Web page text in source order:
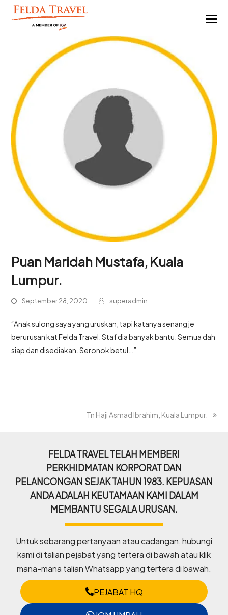
Puan Maridah Mustafa, Kuala
Lumpur.
September 28, 2020 superadmin
“Anak sulong saya yang uruskan, tapi katanya senang je
berurusan kat Felda Travel. Staf dia banyak bantu. Semua dah
siap dan disediakan. Seronok betul…”
Tn Haji Asmad Ibrahim, Kuala Lumpur.
FELDA TRAVEL TELAH MEMBERI
PERKHIDMATAN KORPORAT DAN
PELANCONGAN SEJAK TAHUN 1983. KEPUASAN
ANDA ADALAH KEUTAMAAN KAMI DALAM
MEMBANTU SEGALA URUSAN.
Untuk sebarang pertanyaan atau cadangan, hubungi
kami di talian pejabat yang tertera di bawah atau klik
mana-mana talian Whatsapp yang tertera di bawah.
PEJABAT HQ